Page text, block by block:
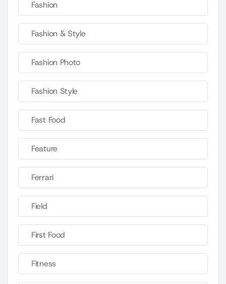
Fashion
Fashion & Style
Fashion Photo
Fashion Style
Fast Food
Feature
Ferrari
Field
First Food
Fitness